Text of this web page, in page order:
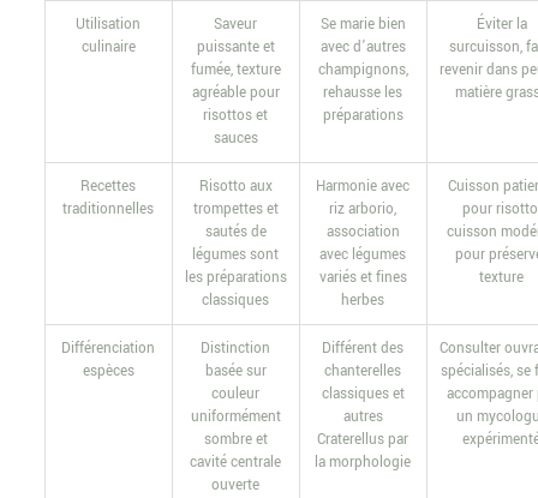
Utilisation
culinaire
Saveur
puissante et
fumée, texture
agréable pour
risottos et
sauces
Se marie bien
avec d’autres
champignons,
rehausse les
préparations
Éviter la
surcuisson,
revenir dans
matière
Recettes
traditionnelles
Risotto aux
trompettes et
sautés de
légumes sont
les préparations
classiques
Harmonie avec
riz arborio,
association
avec légumes
variés et fines
herbes
Cuisson
pour
cuisson
pour
texture
Différenciation
espèces
Distinction
basée sur
couleur
uniformément
sombre et
cavité centrale
ouverte
Différent des
chanterelles
classiques et
autres
Craterellus par
la morphologie
Consulter
spécialisés, se
accompagner
un